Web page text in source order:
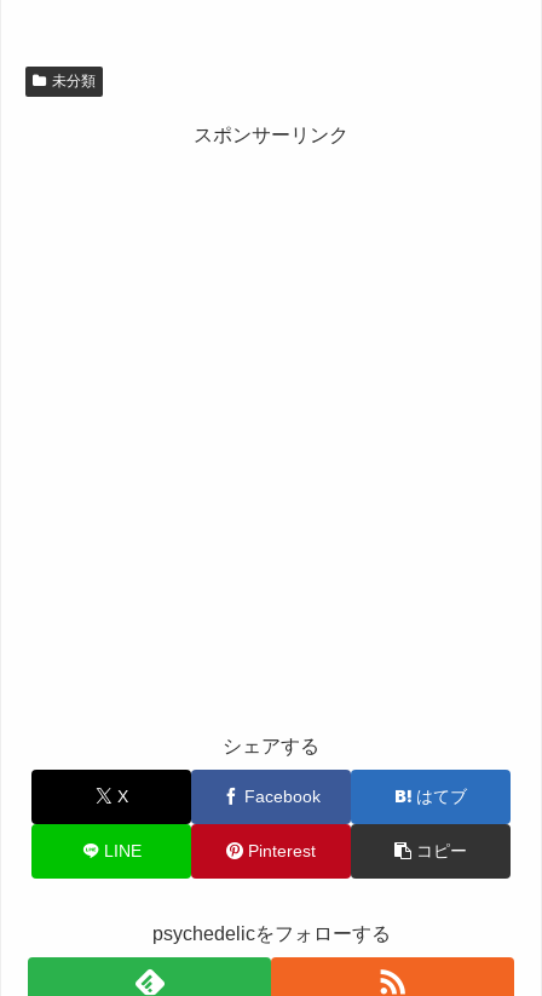
未分類
スポンサーリンク
シェアする
X Facebook はてブ
LINE Pinterest コピー
psychedelicをフォローする